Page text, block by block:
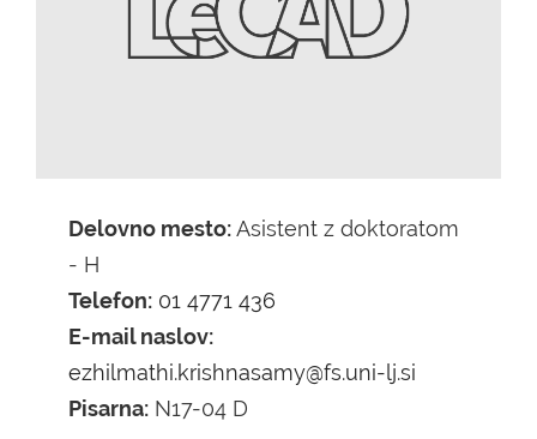
Delovno mesto:Asistent z doktoratom
- H
Telefon: 01 4771 436
E-mail naslov:
ezhilmathi.krishnasamy@fs.uni-lj.si
Pisarna: N17-04 D